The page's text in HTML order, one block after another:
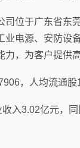
司位于广东省东
电源、安防设
，为客户提供
，人均流通股
入3.02亿元，